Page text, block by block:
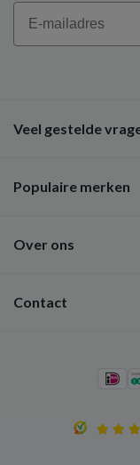
Email
Veel gestelde
Populaire merken
Over ons
Contact